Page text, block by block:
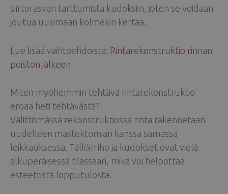
siirtorasvan tarttumista kudoksiin, joten se voidaan
joutua uusimaan kolmekin kertaa.
Lue lisää vaihtoehdoista: Rintarekonstruktio rinnan
poiston jälkeen
Miten myöhemmin tehtävä rintarekonstruktio
eroaa heti tehtävästä?
Välittömässä rekonstruktiossa rinta rakennetaan
uudelleen mastektomian kanssa samassa
leikkauksessa. Tällöin iho ja kudokset ovat vielä
alkuperäisessä tilassaan, mikä voi helpottaa
esteettistä lopputulosta.